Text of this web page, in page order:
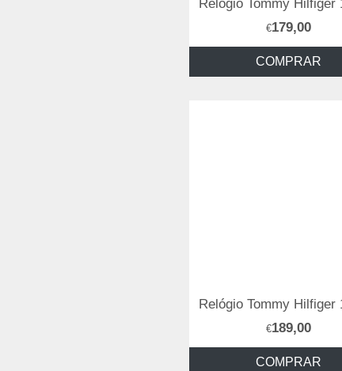
€179,00
COMPRAR
€189,00
COMPRAR